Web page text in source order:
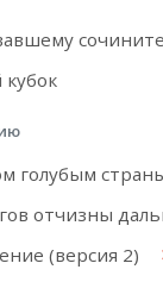
голубым
отчизны
(версия 2)